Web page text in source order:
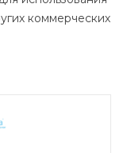
коммерческих